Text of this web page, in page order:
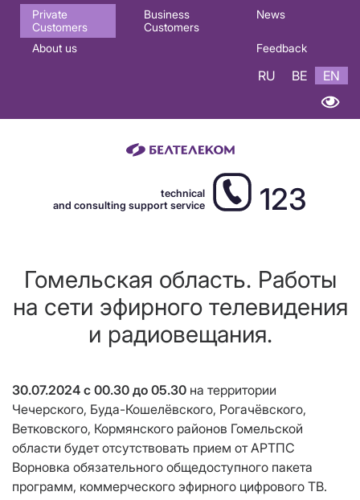
Основная
навигация
Private
Customers
Business
Customers
News
About us Feedback
RU BE EN
technical
and consulting support service
123
Гомельская область. Работы
на сети эфирного телевидения
и радиовещания.
30.07.2024 с 00.30 до 05.30 на территории
Чечерского, Буда-Кошелёвского, Рогачёвского,
Ветковского, Кормянского районов Гомельской
области будет отсутствовать прием от АРТПС
Ворновка обязательного общедоступного пакета
программ, коммерческого эфирного цифрового ТВ.